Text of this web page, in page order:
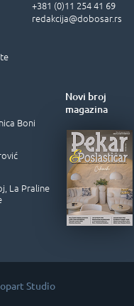
+381 (0)11 254 41 69
redakcija@dobosar.rs
Boni
La Praline
Novi broj
magazina
Studio